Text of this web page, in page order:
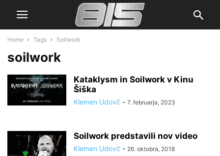
Home Tags Soilwork
soilwork
Kataklysm in Soilwork v Kinu
Šiška
Klemen Udovč - 7. februarja, 2023
Soilwork predstavili nov video
Klemen Udovč - 26. oktobra, 2018